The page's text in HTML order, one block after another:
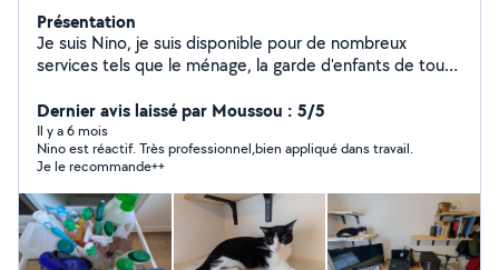
Présentation
Je suis Nino, je suis disponible pour de nombreux
services tels que le ménage, la garde d'enfants de tout
Dernier avis laissé par Moussou : 5/5
Il y a 6 mois
Nino est réactif. Très professionnel,bien appliqué dans travail.
Je le recommande++